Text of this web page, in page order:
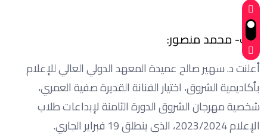
كتب- محمد منصور:
أعلنت د. سهير صالح عميدة المعهد الدولي العالي للإعلام
بأكاديمية الشروق، اختيار الفنانة القديرة صفية العمري،
شخصية مهرجان الشروق الدورة الثامنة لإبداعات طلاب
الإعلام 2023/2024، الذى ينطلق 19 فبراير الجاري.